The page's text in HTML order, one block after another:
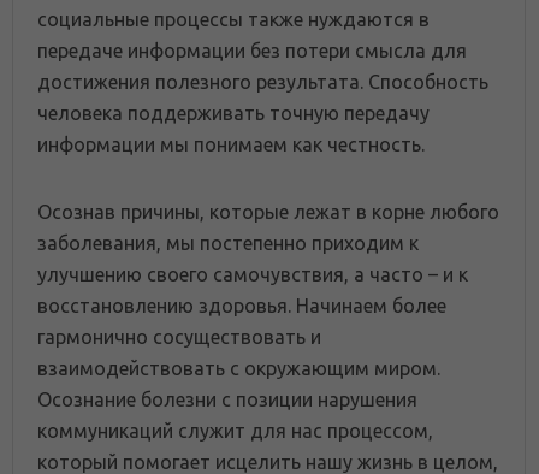
социальные процессы также нуждаются в
передаче информации без потери смысла для
достижения полезного результата. Способность
человека поддерживать точную передачу
информации мы понимаем как честность.
Осознав причины, которые лежат в корне любого
заболевания, мы постепенно приходим к
улучшению своего самочувствия, а часто – и к
восстановлению здоровья. Начинаем более
гармонично сосуществовать и
взаимодействовать с окружающим миром.
Осознание болезни с позиции нарушения
коммуникаций служит для нас процессом,
который помогает исцелить нашу жизнь в целом,